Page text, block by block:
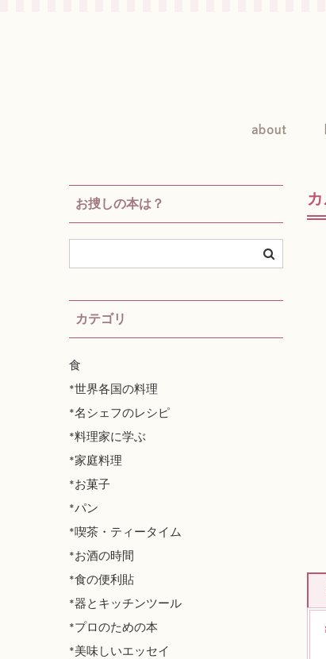
about
お捜しの本は？
カテゴリ
食
*世界各国の料理
*名シェフのレシピ
*料理家に学ぶ
*家庭料理
*お菓子
*パン
*喫茶・ティータイム
*お酒の時間
*食の便利貼
*器とキッチンツール
*プロのための本
*美味しいエッセイ